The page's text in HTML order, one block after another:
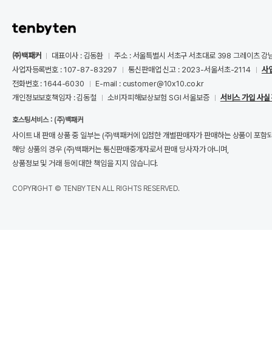
㈜백패커 대표이사 : 김동환
주소 : 서울특별시 서초구 서초대로 398 그레이츠 강
사업자등록번호 : 107-87-83297
통신판매업 신고 : 2023-서울서초-2114
사
전화번호 : 1644-6030
E-mail : customer@10x10.co.kr
개인정보보호책임자 : 김동철
소비자피해보상보험 SGI 서울보증 서비스 가입 사실
호스팅서비스 : (주)백패커
사이트 내 판매 상품 중 일부는 (주)백패커에 입점한 개별판매자가 판매하는 상품이 포함
해당 상품의 경우 (주)백패커는 통신판매중개자로서 판매 당사자가 아니며,
상품정보 및 거래 등에 대한 책임을 지지 않습니다.
COPYRIGHT © TENBYTEN ALL RIGHTS RESERVED.